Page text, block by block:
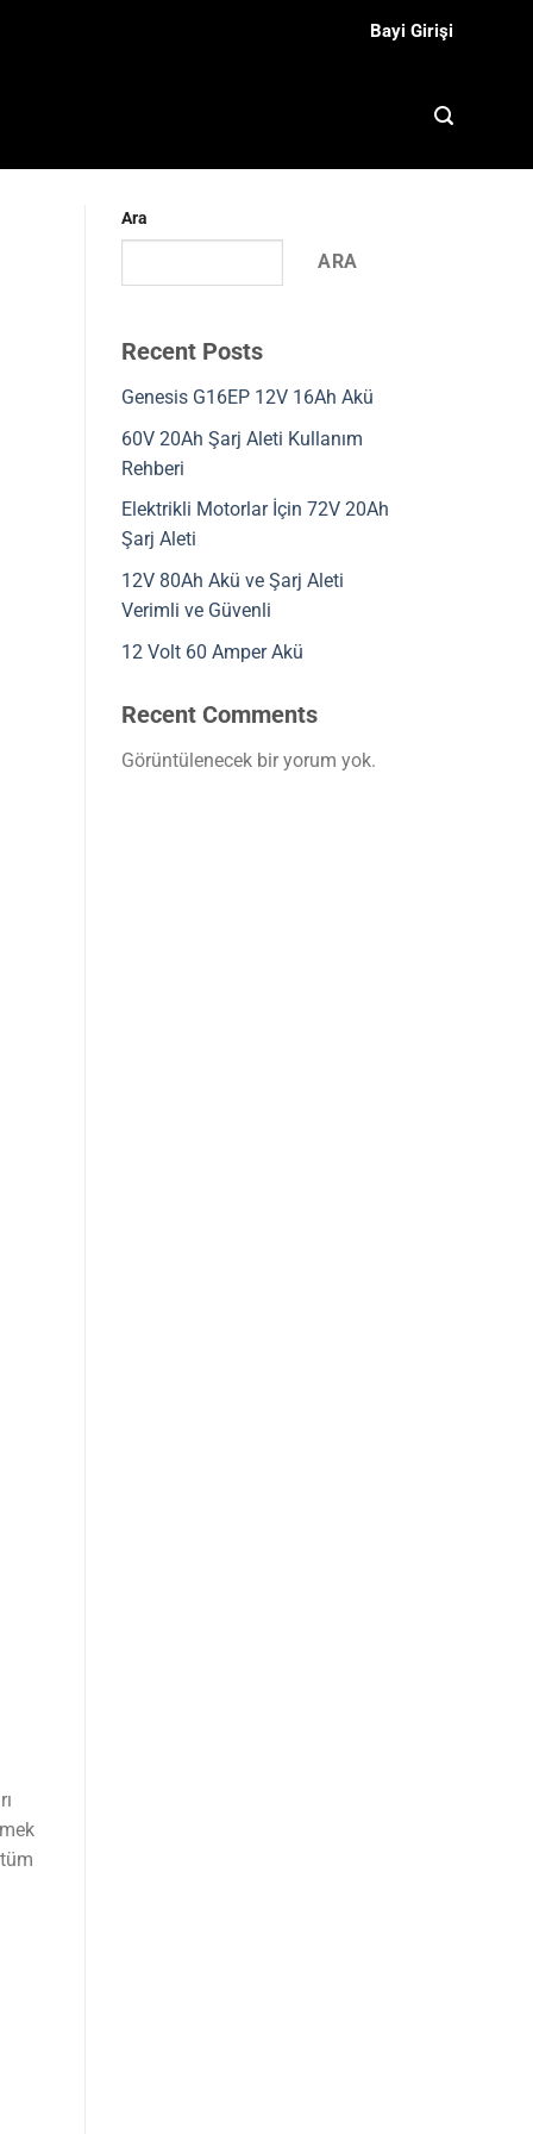
Bayi Girişi
Ara
ARA
Recent Posts
Genesis G16EP 12V 16Ah Akü
60V 20Ah Şarj Aleti Kullanım
Rehberi
Elektrikli Motorlar İçin 72V 20Ah
Şarj Aleti
12V 80Ah Akü ve Şarj Aleti
Verimli ve Güvenli
12 Volt 60 Amper Akü
Recent Comments
Görüntülenecek bir yorum yok.